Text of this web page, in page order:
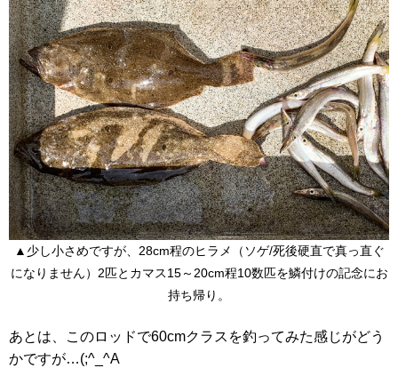
▲少し小さめですが、28cm程のヒラメ（ソゲ/死後硬直で真っ直ぐ
になりません）2匹とカマス15～20cm程10数匹を鱗付けの記念にお
持ち帰り。
あとは、このロッドで60cmクラスを釣ってみた感じがどう
かですが…(;^_^A